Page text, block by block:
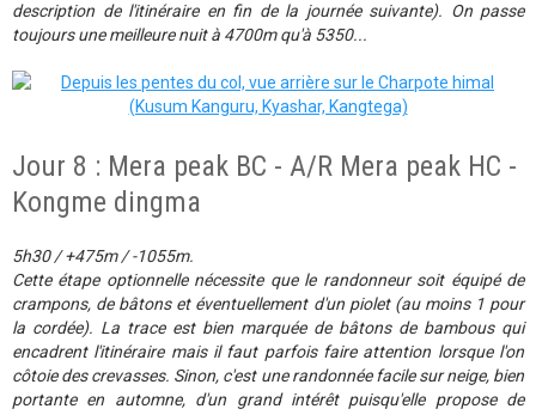
description de l'itinéraire en fin de la journée suivante). On passe
toujours une meilleure nuit à 4700m qu'à 5350...
Jour 8 : Mera peak BC - A/R Mera peak HC -
Kongme dingma
5h30 / +475m / -1055m.
Cette étape optionnelle nécessite que le randonneur soit équipé de
crampons, de bâtons et éventuellement d'un piolet (au moins 1 pour
la cordée). La trace est bien marquée de bâtons de bambous qui
encadrent l'itinéraire mais il faut parfois faire attention lorsque l'on
côtoie des crevasses. Sinon, c'est une randonnée facile sur neige, bien
portante en automne, d'un grand intérêt puisqu'elle propose de